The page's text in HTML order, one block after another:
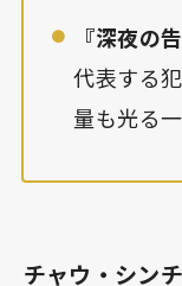
『深夜の
代表する
量も光る一
チャウ・シン